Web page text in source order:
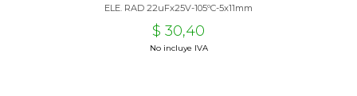
ELE. RAD 22uFx25V-105ºC-5x11mm
$ 30,40
No incluye IVA